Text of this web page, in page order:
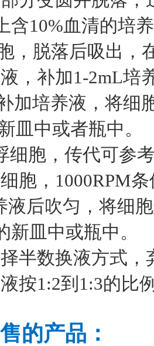
含10%血清的培
，脱落后吸出，
，补加1-2mL培
加培养液，将细
皿中或者瓶中。
细胞，传代可参
胞，1000RPM
液后吹匀，将细
新皿中或瓶中。
半数换液方式
按1:2到1:3的比
的产品：